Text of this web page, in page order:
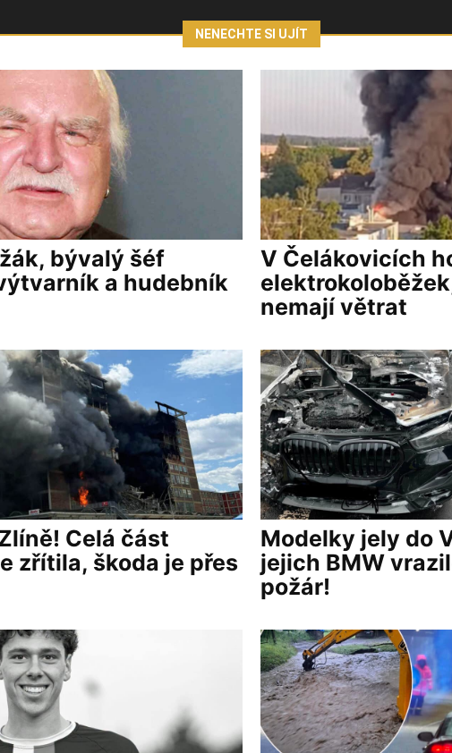
NENECHTE SI UJÍT
bývalý šéf
a hudebník
V Čelákovicích
nemají větrat
Celá část
zřítila, škoda je přes
Modelky jely do
jejich BMW
požár!